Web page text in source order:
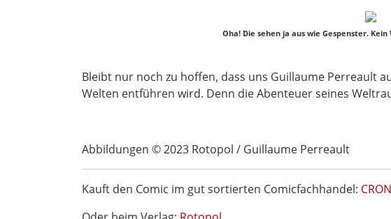
Oha! Die sehen ja aus wie Gespenster.
Bleibt nur noch zu hoffen, dass uns Guillaume Perreault
Welten entführen wird. Denn die Abenteuer seines
Abbildungen © 2023 Rotopol / Guillaume Perreault
Kauft den Comic im gut sortierten Comicfachhandel: